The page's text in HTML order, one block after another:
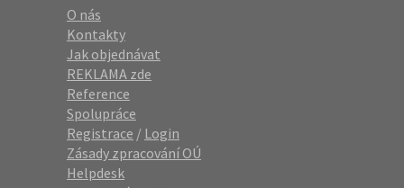
O nás
Kontakty
Jak objednávat
REKLAMA zde
Reference
Spolupráce
Registrace / Login
Zásady zpracování OÚ
Helpdesk